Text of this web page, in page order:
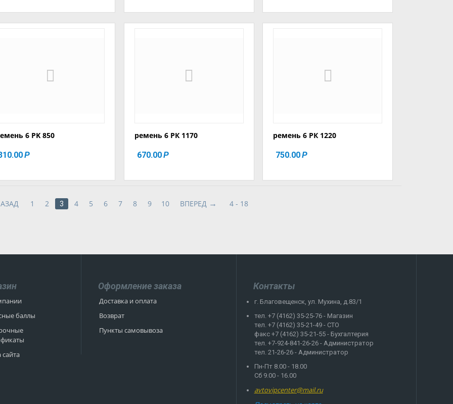
6 PK 850
Р
ремень 6 РК 1170
670.00Р
ремень 6 РК 1220
750.00Р
1 2 3 4 5 6 7 8 9 10 ВПЕРЕД 4 - 18
баллы
сайта
Оформление заказа
Доставка и оплата
Возврат
Пункты самовывоза
Контакты
г. Благовещенск, ул. Мухина, д.83/1
тел. +7 (4162) 35-25-76 - Магазин
тел. +7 (4162) 35-21-49 - СТО
факс +7 (4162) 35-21-55 - Бухгалтерия
тел. +7-924-841-26-26 - Администратор
тел. 21-26-26 - Администратор
Пн-Пт 8.00 - 18.00
Сб 9.00 - 16.00
avtovipcenter@mail.ru